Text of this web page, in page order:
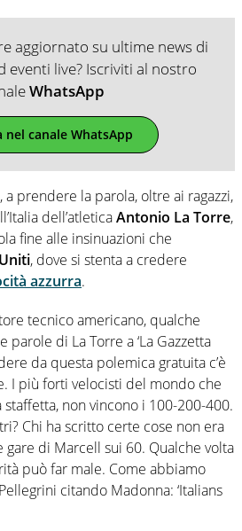
aggiornato su ultime news di
eventi live? Iscriviti al nostro
WhatsApp
nel canale WhatsApp
a prendere la parola, oltre ai ragazzi,
dell’atleticaAntonio La Torre,
fine alle insinuazioni che
, dove si stenta a credere
azzurra.
tecnico americano, qualche
parole di La Torre a ‘La Gazzetta
da questa polemica gratuita c’è
I più forti velocisti del mondo che
non vincono i 100-200-400.
Chi ha scritto certe cose non era
di Marcell sui 60. Qualche volta
può far male. Come abbiamo
citando Madonna: ‘Italians